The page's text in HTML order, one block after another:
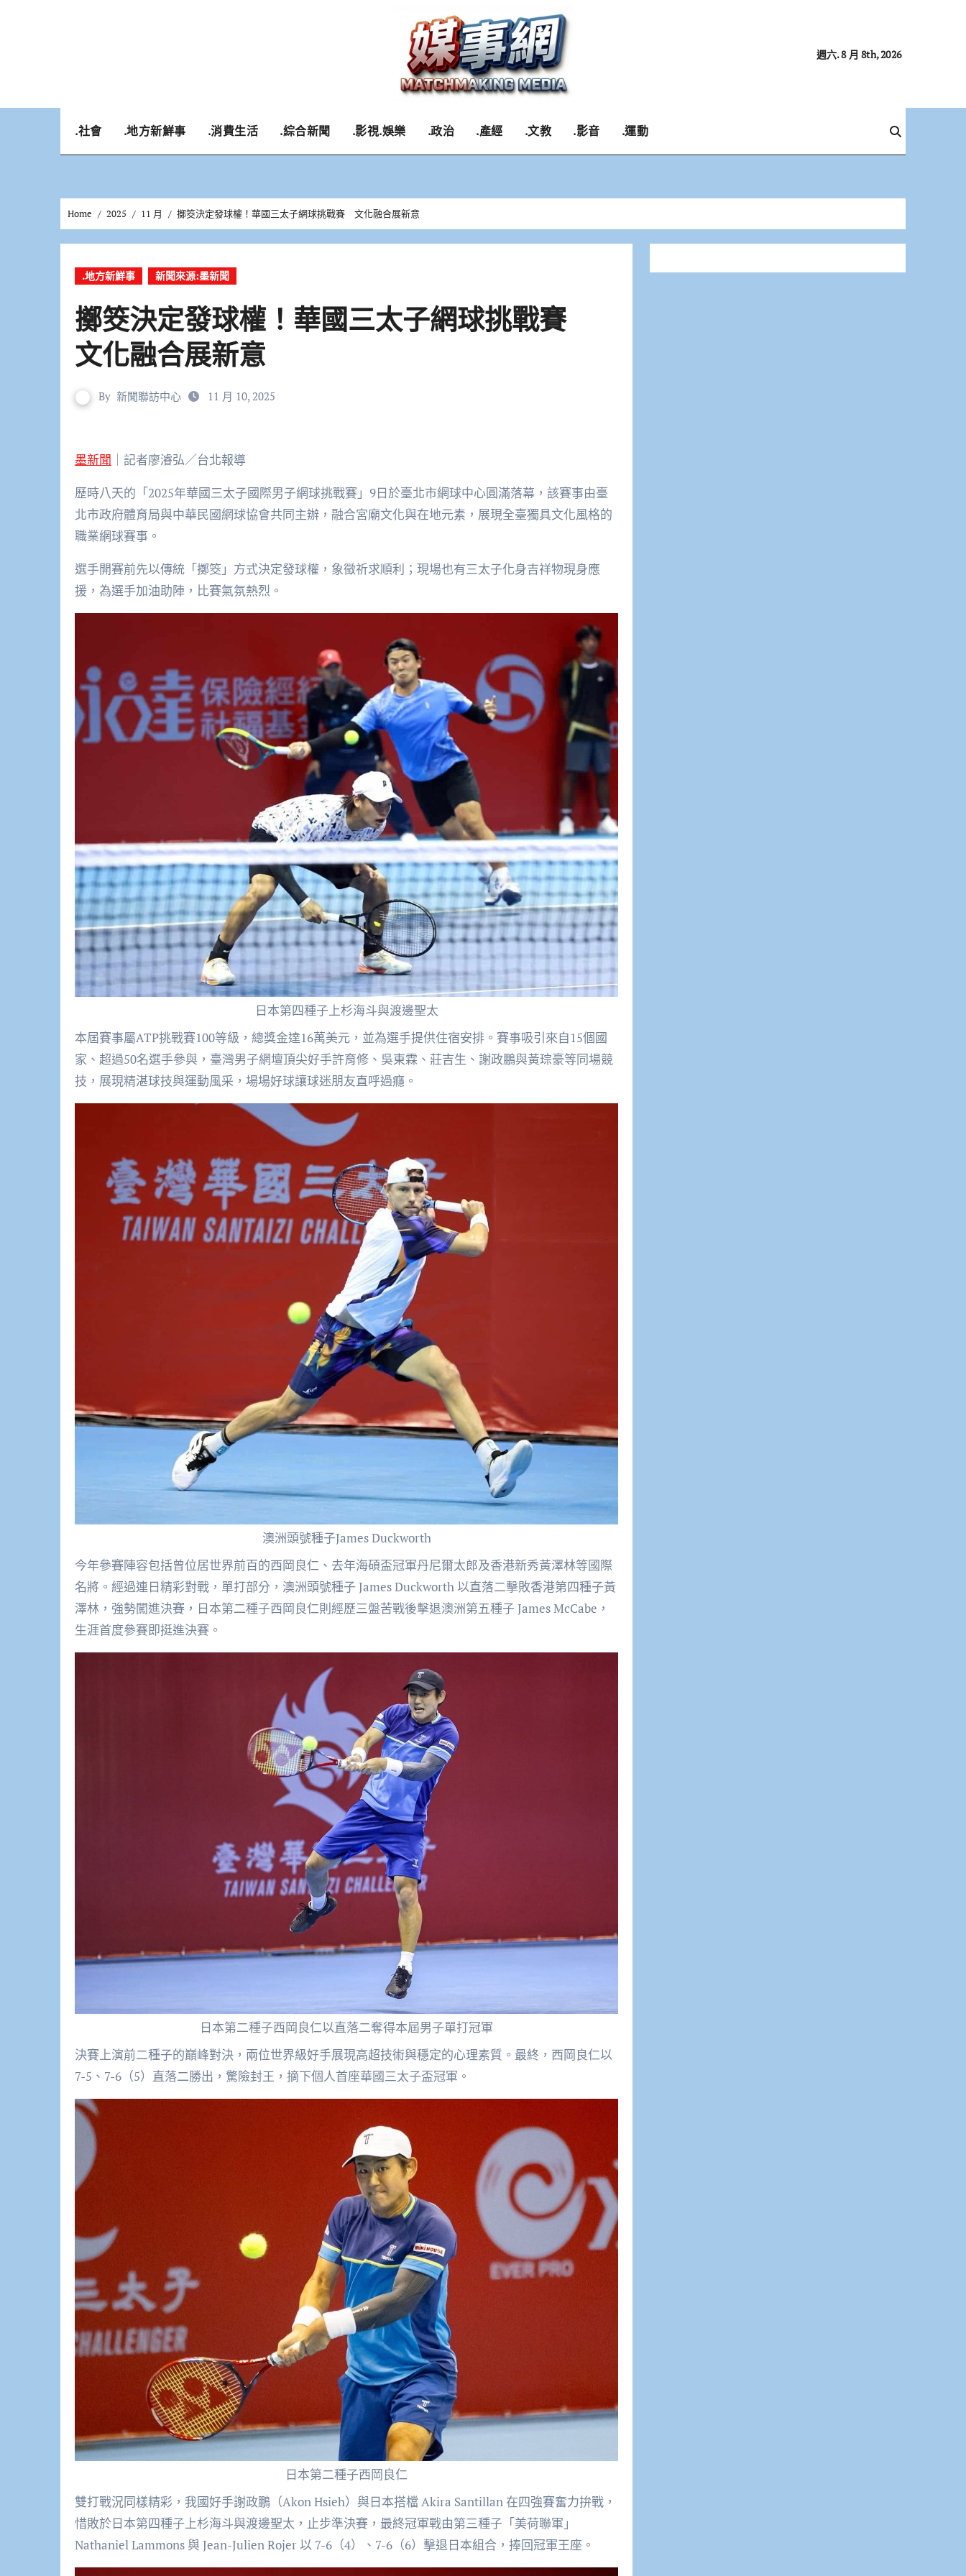
週六. 8 月 8th, 2026
.社會 .地方新鮮事 .消費生活 .綜合新聞 .影視.娛樂 .政治 .產經 .文教 .影音 .運動
Home 2025 11 月 擲筊決定發球權！華國三太子網球挑戰賽 文化融合展新意
.地方新鮮事 新聞來源:墨新聞
擲筊決定發球權！華國三太子網球挑戰賽
文化融合展新意
By 新聞聯訪中心 11 月 10, 2025
墨新聞 ｜記者廖濬弘／台北報導
歷時八天的「2025年華國三太子國際男子網球挑戰賽」9日於臺北市網球中心圓滿落幕，該賽事由臺
北市政府體育局與中華民國網球協會共同主辦，融合宮廟文化與在地元素，展現全臺獨具文化風格的
職業網球賽事。
選手開賽前先以傳統「擲筊」方式決定發球權，象徵祈求順利；現場也有三太子化身吉祥物現身應
援，為選手加油助陣，比賽氣氛熱烈。
日本第四種子上杉海斗與渡邊聖太
本屆賽事屬ATP挑戰賽100等級，總獎金達16萬美元，並為選手提供住宿安排。賽事吸引來自15個國
家、超過50名選手參與，臺灣男子網壇頂尖好手許育修、吳東霖、莊吉生、謝政鵬與黃琮豪等同場競
技，展現精湛球技與運動風采，場場好球讓球迷朋友直呼過癮。
澳洲頭號種子James Duckworth
今年參賽陣容包括曾位居世界前百的西岡良仁、去年海碩盃冠軍丹尼爾太郎及香港新秀黃澤林等國際
名將。經過連日精彩對戰，單打部分，澳洲頭號種子 James Duckworth 以直落二擊敗香港第四種子黃
澤林，強勢闖進決賽，日本第二種子西岡良仁則經歷三盤苦戰後擊退澳洲第五種子 James McCabe，
生涯首度參賽即挺進決賽。
日本第二種子西岡良仁以直落二奪得本屆男子單打冠軍
決賽上演前二種子的巔峰對決，兩位世界級好手展現高超技術與穩定的心理素質。最終，西岡良仁以
7-5、7-6（5）直落二勝出，驚險封王，摘下個人首座華國三太子盃冠軍。
日本第二種子西岡良仁
雙打戰況同樣精彩，我國好手謝政鵬（Akon Hsieh）與日本搭檔 Akira Santillan 在四強賽奮力拚戰，
惜敗於日本第四種子上杉海斗與渡邊聖太，止步準決賽，最終冠軍戰由第三種子「美荷聯軍」
Nathaniel Lammons 與 Jean-Julien Rojer 以 7-6（4）、7-6（6）擊退日本組合，捧回冠軍王座。